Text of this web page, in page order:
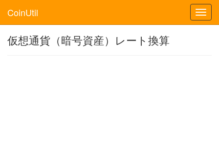
CoinUtil
仮想通貨（暗号資産）レート換算